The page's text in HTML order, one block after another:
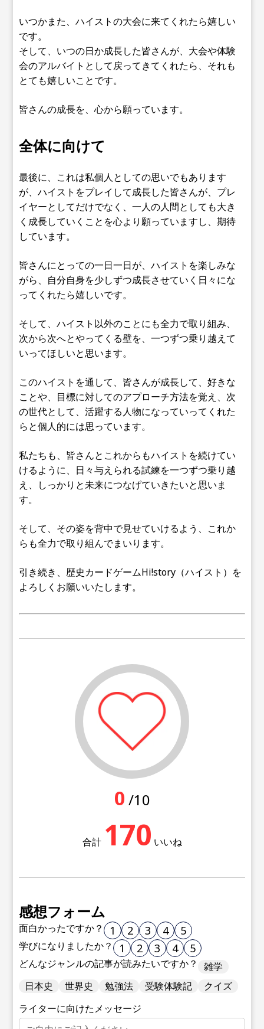
いつかまた、ハイストの大会に来てくれたら嬉しい
です。
そして、いつの日か成長した皆さんが、大会や体験
会のアルバイトとして戻ってきてくれたら、それも
とても嬉しいことです。
皆さんの成長を、心から願っています。
全体に向けて
最後に、これは私個人としての思いでもあります
が、ハイストをプレイして成長した皆さんが、プレ
イヤーとしてだけでなく、一人の人間としても大き
く成長していくことを心より願っていますし、期待
しています。
皆さんにとっての一日一日が、ハイストを楽しみな
がら、自分自身を少しずつ成長させていく日々にな
ってくれたら嬉しいです。
そして、ハイスト以外のことにも全力で取り組み、
次から次へとやってくる壁を、一つずつ乗り越えて
いってほしいと思います。
このハイストを通して、皆さんが成長して、好きな
ことや、目標に対してのアプローチ方法を覚え、次
の世代として、活躍する人物になっていってくれた
らと個人的には思っています。
私たちも、皆さんとこれからもハイストを続けてい
けるように、日々与えられる試練を一つずつ乗り越
え、しっかりと未来につなげていきたいと思いま
す。
そして、その姿を背中で見せていけるよう、これか
らも全力で取り組んでまいります。
引き続き、歴史カードゲームHi!story（ハイスト）を
よろしくお願いいたします。
0 /10
合計 170 いいね
感想フォーム
面白かったですか？ 1 2 3 4 5
学びになりましたか？ 1 2 3 4 5
どんなジャンルの記事が読みたいですか？
雑学
日本史
世界史 勉強法 受験体験記
クイズ
ライターに向けたメッセージ